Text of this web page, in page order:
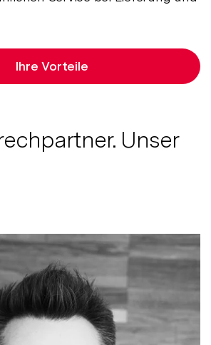
Ihre Vorteile
Unser